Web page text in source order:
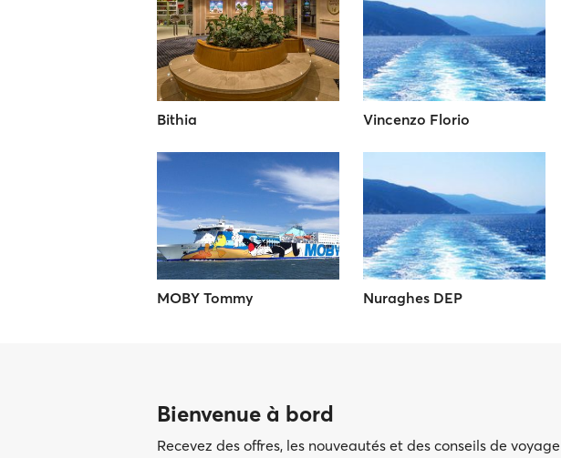
Bithia Vincenzo Florio
MOBY Tommy Nuraghes DEP
Bienvenue à bord
Recevez des offres, les nouveautés et des conseils de voyage